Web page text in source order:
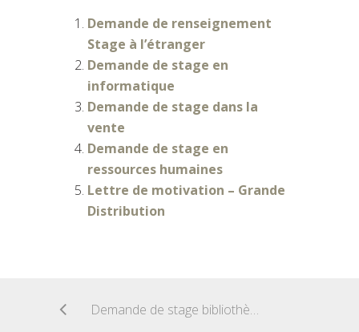
Demande de renseignement
Stage à l’étranger
Demande de stage en
informatique
Demande de stage dans la
vente
Demande de stage en
ressources humaines
Lettre de motivation – Grande
Distribution
Demande de stage bibliothèque